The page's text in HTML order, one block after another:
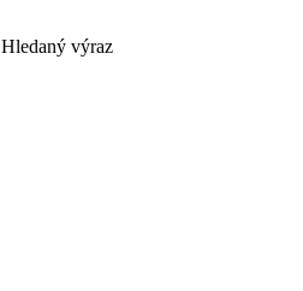
Hledaný výraz